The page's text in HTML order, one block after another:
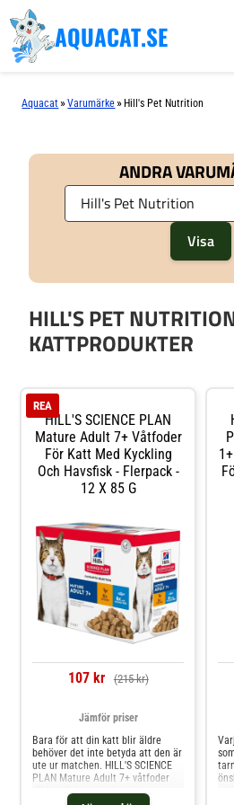
AQUACAT.SE
Aquacat »Varumärke » Hill's Pet Nutrition
ANDRA
HILL'S PET
KATTPRODUKTER
HILL'S SCIENCE PLAN
Mature Adult 7+ Våtfoder
För Katt Med Kyckling
Och Havsfisk - Flerpack -
12 X 85 G
REA
107 kr (215 kr)
Jämför priser
Bara för att din katt blir äldre
behöver det inte betyda att den är
ute ur matchen. HILL'S SCIENCE
PLAN Mature Adult 7+ våtfoder